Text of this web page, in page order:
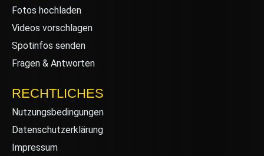
Fotos hochladen
Videos vorschlagen
Spotinfos senden
Fragen & Antworten
RECHTLICHES
Nutzungsbedingungen
Datenschutzerklärung
Impressum